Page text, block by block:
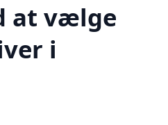
at vælge
i